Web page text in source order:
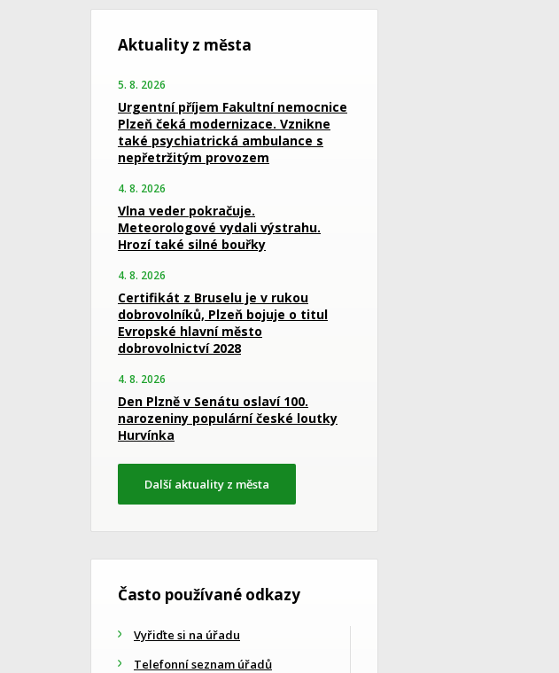
Aktuality z města
5. 8. 2026
Urgentní příjem Fakultní nemocnice
Plzeň čeká modernizace. Vznikne
také psychiatrická ambulance s
nepřetržitým provozem
4. 8. 2026
Vlna veder pokračuje.
Meteorologové vydali výstrahu.
Hrozí také silné bouřky
4. 8. 2026
Certifikát z Bruselu je v rukou
dobrovolníků, Plzeň bojuje o titul
Evropské hlavní město
dobrovolnictví 2028
4. 8. 2026
Den Plzně v Senátu oslaví 100.
narozeniny populární české loutky
Hurvínka
Další aktuality z města
Často používané odkazy
Vyřiďte si na úřadu
Telefonní seznam úřadů